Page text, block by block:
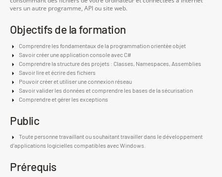
vers un autre programme, API ou site web.
Objectifs de la formation
Comprendre les fondamentaux de la programmation orientée objet
Savoir créer une application console avec C#
Comprendre la structure des projets : Classes, Namespaces, Assemblies
Savoir lire et écrire des fichiers
Pouvoir créer et utiliser une connexion réseau
Savoir valider les données et comprendre les bases de la sécurisation
Comprendre et gérer les exceptions
Public
Toute personne travaillant ou souhaitant travailler dans le développement
d’applications logicielles compatibles avec Windows.
Prérequis